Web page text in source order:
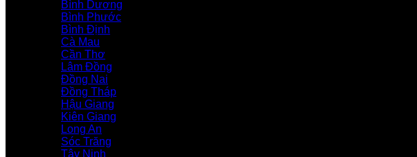
Bình Dương
Bình Phước
Bình Định
Cà Mau
Cần Thơ
Lâm Đồng
Đồng Nai
Đồng Tháp
Hậu Giang
Kiên Giang
Long An
Sóc Trăng
Tây Ninh